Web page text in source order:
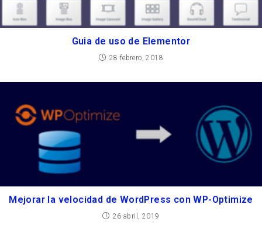
Guia de uso de Elementor
28 febrero, 2018
Mejorar la velocidad de WordPress con WP-Optimize
26 abril, 2019